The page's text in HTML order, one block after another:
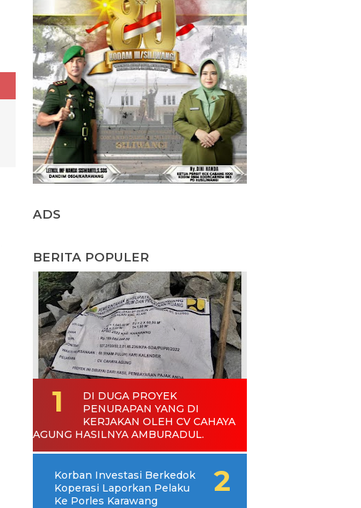
ADS
BERITA POPULER
DI DUGA PROYEK
PENURAPAN YANG DI
KERJAKAN OLEH CV CAHAYA
AGUNG HASILNYA AMBURADUL.
Korban Investasi Berkedok
Koperasi Laporkan Pelaku
Ke Porles Karawang